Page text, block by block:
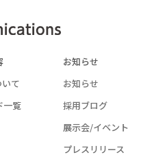
て
一覧
お知らせ
お知らせ
採用ブログ
展示会/イベント
プレスリリース